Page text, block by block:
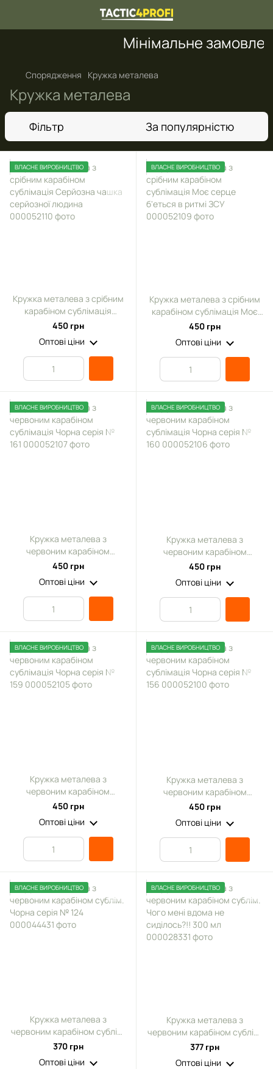
Мінімальне
Спорядження Кружка металева
Кружка металева
Фільтр За популярністю
ВЛАСНЕ ВИРОБНИЦТВО
Кружка металева з срібним
карабіном сублімація
Серйозна чашка серйозної
людина
450 грн
Оптові ціни
ВЛАСНЕ ВИРОБНИЦТВО
Кружка металева з срібним
карабіном сублімація Моє
серце б'еться в ритмі ЗСУ
450 грн
Оптові ціни
ВЛАСНЕ ВИРОБНИЦТВО
Кружка металева з
червоним карабіном
сублімація Чорна серія №
161
450 грн
Оптові ціни
ВЛАСНЕ ВИРОБНИЦТВО
Кружка металева з
червоним карабіном
сублімація Чорна серія №
160
450 грн
Оптові ціни
ВЛАСНЕ ВИРОБНИЦТВО
Кружка металева з
червоним карабіном
сублімація Чорна серія №
159
450 грн
Оптові ціни
ВЛАСНЕ ВИРОБНИЦТВО
Кружка металева з
червоним карабіном
сублімація Чорна серія №
156
450 грн
Оптові ціни
ВЛАСНЕ ВИРОБНИЦТВО
Кружка металева з
червоним карабіном сублім.
Чорна серія № 124
370 грн
Оптові ціни
ВЛАСНЕ ВИРОБНИЦТВО
Кружка металева з
червоним карабіном сублім.
Чого мені вдома не
сиділось?!! 300 мл
377 грн
Оптові ціни